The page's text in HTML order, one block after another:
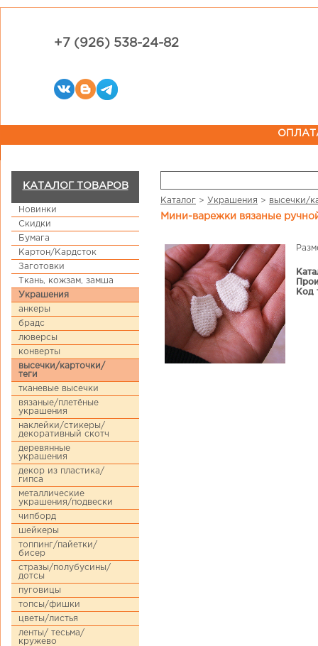
+7 (926) 538-24-82
КАТАЛОГ ТОВАРОВ
Новинки
Скидки
Бумага
Картон/Кардсток
Заготовки
Ткань, кожзам, замша
Украшения
анкеры
брадс
люверсы
конверты
высечки/карточки/
теги
тканевые высечки
вязаные/плетёные
украшения
наклейки/стикеры/
декоративный скотч
деревянные
украшения
декор из пластика/
гипса
металлические
украшения/подвески
чипборд
шейкеры
топпинг/пайетки/
бисер
стразы/полубусины/
дотсы
пуговицы
топсы/фишки
цветы/листья
ленты/ тесьма/
кружево
Каталог > Украшения > высечки/
Мини-варежки вязаные
Код